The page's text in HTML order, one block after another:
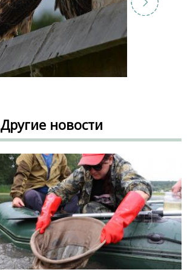
Другие новости